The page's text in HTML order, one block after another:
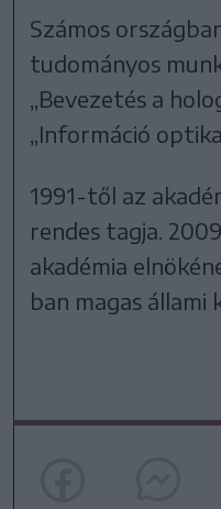
Számos
tudományos
„Bevezetés a
„Információ
1991-től az
rendes tagja.
akadémia
ban magas